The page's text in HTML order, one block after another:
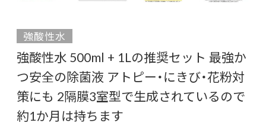
強酸性水
強酸性水 500ml + 1Lの推奨セット 最強か
つ安全の除菌液 アトピー・にきび・花粉対
策にも 2隔膜3室型で生成されているので
約1か月は持ちます